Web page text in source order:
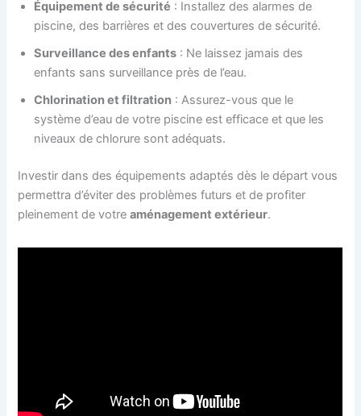
Équipement de sécurité : Installez des alarmes de
piscine, des barrières et des couvertures de sécurité.
Surveillance des enfants : Ne laissez jamais des
enfants sans surveillance près de l’eau.
Chlorination et filtration : Assurez-vous que le
système d’eau de votre piscine est efficace et que les
niveaux de chlorure sont adéquats.
Investir dans des équipements adaptés dès le départ vous
permettra d’éviter des problèmes futurs et de profiter
pleinement de votreaménagement extérieur.